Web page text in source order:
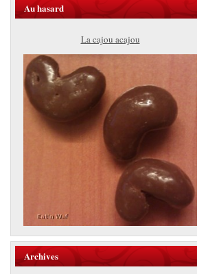
Au hasard
La cajou acajou
Archives